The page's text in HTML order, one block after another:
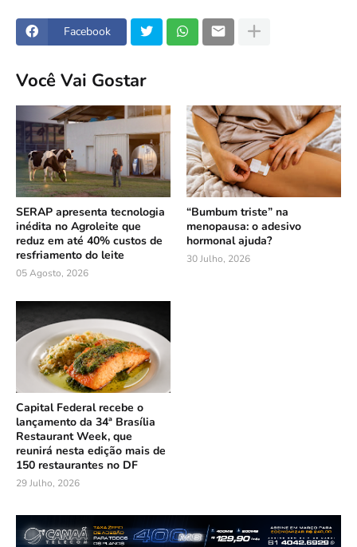
Facebook
Você Vai Gostar
SERAP apresenta tecnologia
inédita no Agroleite que
reduz em até 40% custos de
resfriamento do leite
05 Agosto, 2026
“Bumbum triste” na
menopausa: o adesivo
hormonal ajuda?
30 Julho, 2026
Capital Federal recebe o
lançamento da 34ª Brasília
Restaurant Week, que
reunirá nesta edição mais de
150 restaurantes no DF
29 Julho, 2026